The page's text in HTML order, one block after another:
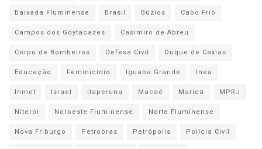
Baixada Fluminense
Brasil Búzios
Cabo Frio
Campos dos Goytacazes
Casimiro de Abreu
Corpo de Bombeiros
Defesa Civil
Duque de Caxias
Educação
Feminicídio Iguaba Grande
Inea
Inmet
Israel Itaperuna Macaé Maricá
MPRJ
Niterói
Noroeste Fluminense
Norte Fluminense
Nova Friburgo
Petrobras Petrópolis
Polícia Civil